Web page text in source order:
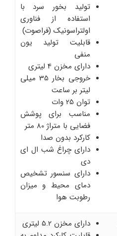
تولید بخور سرد با
استفاده از فناوری
اولتراسونیک (فراصوت)
قابلیت تولید یون
منفی
دارای مخزن 4 لیتری
خروجی بخار 35 میلی
لیتر بر ساعت
توان 25 وات
مناسب برای پوشش
فضایی با متراژ 80 متر
کارکرد بدون صدا
دارای چراغ شب ال ای
دی
دارای سنسور تشخیص
دمای محیط و میزان
رطوبت هوا
دارای مخزن 5.2 لیتری